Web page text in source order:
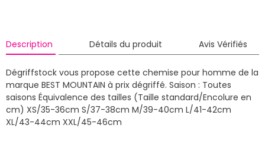
Description Détails du produit Avis Vérifiés
Dégriffstock vous propose cette chemise pour homme de la
marque BEST MOUNTAIN à prix dégriffé. Saison : Toutes
saisons Équivalence des tailles (Taille standard/Encolure en
cm) XS/35-36cm S/37-38cm M/39-40cm L/41-42cm
XL/43-44cm XXL/45-46cm